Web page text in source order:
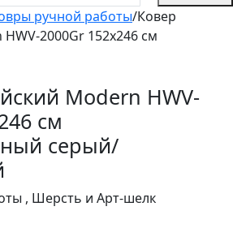
ручной работы/Ковер
2000Gr 152x246 см
Modern HWV-
см
серый/
, Шерсть и Арт-шелк